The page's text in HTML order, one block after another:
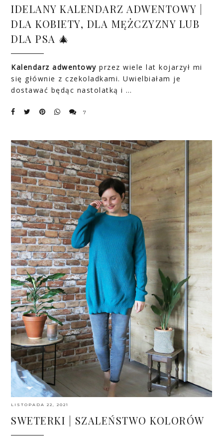
IDELANY KALENDARZ ADWENTOWY |
DLA KOBIETY, DLA MĘŻCZYZNY LUB
DLA PSA 🎄
Kalendarz adwentowy przez wiele lat kojarzył mi
się głównie z czekoladkami. Uwielbiałam je
dostawać będąc nastolatką i …
7
LISTOPADA 22, 2021
SWETERKI | SZALEŃSTWO KOLORÓW